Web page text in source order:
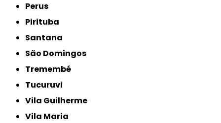
Perus
Pirituba
Santana
São Domingos
Tremembé
Tucuruvi
Vila Guilherme
Vila Maria